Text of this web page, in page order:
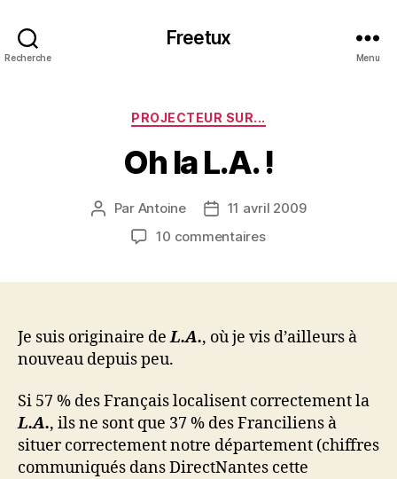
Recherche
Freetux
Menu
Catégories
PROJECTEUR SUR...
Oh la L.A. !
Auteur
l’article
Par Antoine
Date11 avril 2009
10 commentairessur
Je suis originaire deL.A., où je vis d’ailleurs à
nouveau depuis peu.
Si 57 % des Français localisent correctement la
L.A., ils ne sont que 37 % des Franciliens à
situer correctement notre département (chiffres
communiqués dans DirectNantes cette